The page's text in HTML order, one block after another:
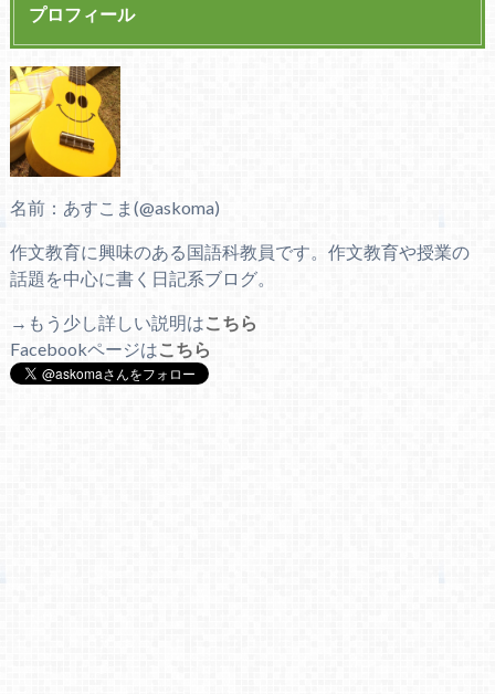
プロフィール
名前：あすこま(@askoma)
作文教育に興味のある国語科教員です。作文教育や授業の
話題を中心に書く日記系ブログ。
→もう少し詳しい説明はこちら
Facebookページはこちら